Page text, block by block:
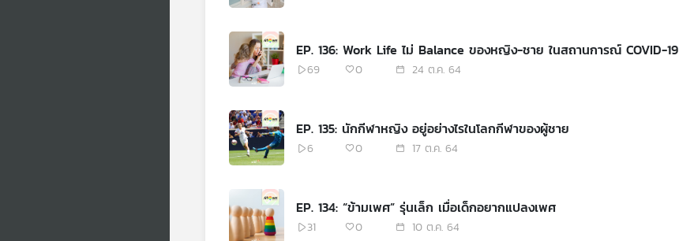
EP. 136: Work Life ไม่ Balance ของหญิง-ชาย ในสถานการณ์ COVID-19
69 0 24 ต.ค. 64
EP. 135: นักกีฬาหญิง อยู่อย่างไรในโลกกีฬาของผู้ชาย
6 0 17 ต.ค. 64
EP. 134: “ข้ามเพศ” รุ่นเล็ก เมื่อเด็กอยากแปลงเพศ
31 0 10 ต.ค. 64